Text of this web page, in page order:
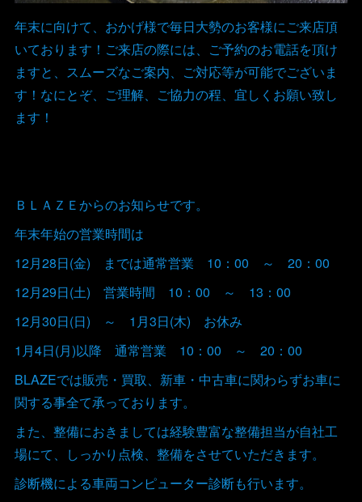
年末に向けて、おかげ様で毎日大勢のお客様にご来店頂
いております！ご来店の際には、ご予約のお電話を頂け
ますと、スムーズなご案内、ご対応等が可能でございま
す！なにとぞ、ご理解、ご協力の程、宜しくお願い致し
ます！
ＢＬＡＺＥからのお知らせです。
年末年始の営業時間は
12月28日(金) までは通常営業 10：00 ～ 20：00
12月29日(土) 営業時間 10：00 ～ 13：00
12月30日(日) ～ 1月3日(木) お休み
1月4日(月)以降 通常営業 10：00 ～ 20：00
BLAZEでは販売・買取、新車・中古車に関わらずお車に
関する事全て承っております。
また、整備におきましては経験豊富な整備担当が自社工
場にて、しっかり点検、整備をさせていただきます。
診断機による車両コンピューター診断も行います。